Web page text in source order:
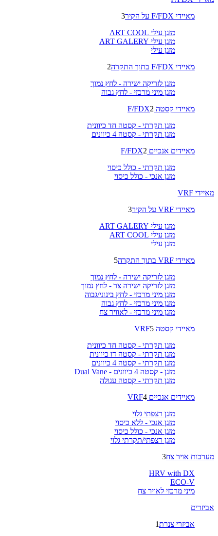
מאיידי F/FDX על הקיר
3
מזגן עילי ART COOL
מזגן עילי ART GALERY
מזגן עילי
מאיידי F/FDX בתוך התקרה
2
מזגן לזריקה ישירה - לחץ נמוך
מזגן מיני מרכזי - לחץ גבוה
מאיידי קסטה F/FDX 2
מזגן תקרתי - קסטה חד כיוונית
מזגן תקרתי - קסטה 4 כיוונים
מאיידים אנכיים F/FDX 2
מזגן תקרתי - כולל כיסוי
מזגן אנכי - כולל כיסוי
מאיידי VRF
מאיידי VRF על הקיר
3
מזגן עילי ART GALERY
מזגן עילי ART COOL
מזגן עילי
מאיידי VRF בתוך התקרה
5
מזגן לזריקה ישירה - לחץ נמוך
מזגן לזריקה ישירה צר - לחץ נמוך
מזגן מיני מרכזי - לחץ בינוני/גבוה
מזגן מיני מרכזי - לחץ גבוה
מזגן מיני מרכזי - לאוויר צח
מאיידי קסטה VRF 5
מזגן תקרתי - קסטה חד כיוונית
מזגן תקרתי - קסטה דו כיוונית
מזגן תקרתי - קסטה 4 כיוונים
מזגן - קסטה 4 כיוונים - Dual Vane
מזגן תקרתי - קסטה עגולה
מאיידים אנכיים VRF 4
מזגן רצפתי גלוי
מזגן אנכי - ללא כיסוי
מזגן אנכי - כולל כיסוי
מזגן רצפתי/תקרתי גלוי
מערכות אויר צח3
HRV with DX
ECO-V
מיני מרכזי לאויר צח
אביזרים
אביזרי צנרת1